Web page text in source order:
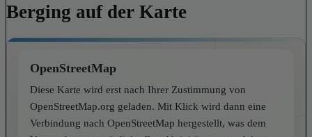
Berging auf der Karte
OpenStreetMap
Diese Karte wird erst nach Ihrer Zustimmung von
OpenStreetMap.org geladen. Mit Klick wird dann eine
Verbindung nach OpenStreetMap hergestellt, was dem